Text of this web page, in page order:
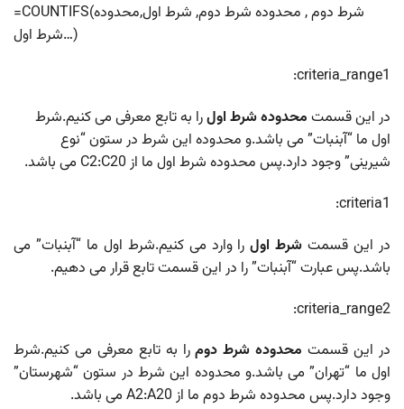
=COUNTIFS(شرط دوم , محدوده شرط دوم, شرط اول,محدوده
شرط اول…)
criteria_range1:
در این قسمت محدوده شرط اولرا به تابع معرفی می کنیم.شرط
اول ما “آبنبات” می باشد.و محدوده این شرط در ستون “نوع
شیرینی” وجود دارد.پس محدوده شرط اول ما از C2:C20 می باشد.
criteria1:
در این قسمت شرط اولرا وارد می کنیم.شرط اول ما “آبنبات” می
باشد.پس عبارت “آبنبات” را در این قسمت تابع قرار می دهیم.
criteria_range2:
در این قسمت محدوده شرط دومرا به تابع معرفی می کنیم.شرط
اول ما “تهران” می باشد.و محدوده این شرط در ستون “شهرستان”
وجود دارد.پس محدوده شرط دوم ما از A2:A20 می باشد.